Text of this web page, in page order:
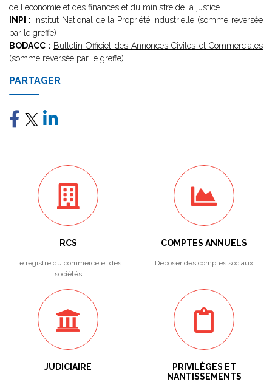
de l'économie et des finances et du ministre de la justice
INPI : Institut National de la Propriété Industrielle (somme reversée
par le greffe)
BODACC : Bulletin Officiel des Annonces Civiles et Commerciales
(somme reversée par le greffe)
PARTAGER
RCS
Le registre du commerce et des
sociétés
COMPTES ANNUELS
Déposer des comptes sociaux
JUDICIAIRE
PRIVILÈGES ET
NANTISSEMENTS